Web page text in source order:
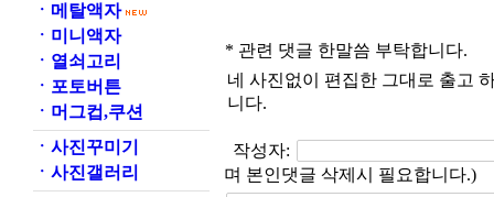
ㆍ 메탈액자
ㆍ 미니액자
ㆍ 열쇠고리
ㆍ 포토버튼
ㆍ 머그컵,쿠션
ㆍ 사진꾸미기
ㆍ 사진갤러리
* 관련 댓글 한말씀 부탁합니다.
네 사진없이 편집한 그대로 출고
니다.
작성자:
며 본인댓글 삭제시 필요합니다.)